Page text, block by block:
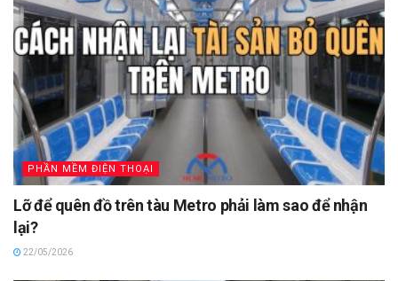
PHẦN MỀM ĐIỆN THOẠI
Lỡ để quên đồ trên tàu Metro phải làm sao để nhận
lại?
22/05/2026